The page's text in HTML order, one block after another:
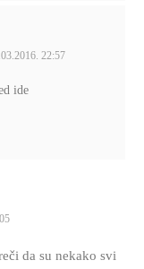
22:57
ide
da su nekako svi